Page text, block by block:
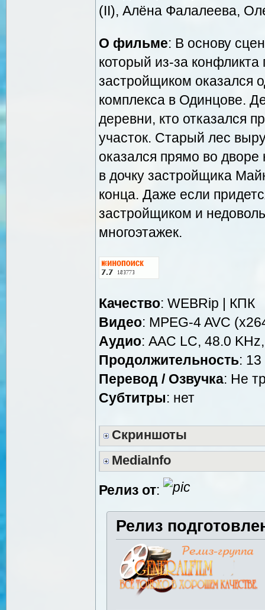
(II), Алёна Фалалеева,
О фильме: В основу
который из-за
застройщиком оказался
комплекса в Одинцове.
деревни, кто отказался
участок. Старый лес
оказался прямо во
в дочку застройщика
конца. Даже если
застройщиком и
многоэтажек.
Качество: WEBRip | КПК
Видео: MPEG-4 AVC
Аудио: AAC LC, 48.0
Продолжительность:
Перевод / Озвучка: Не
Cубтитры: нет
Скриншоты
MediaInfo
Релиз от:
Релиз